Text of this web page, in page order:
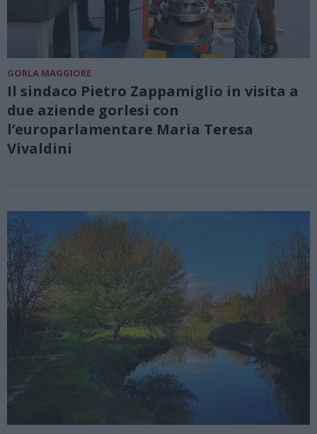
GORLA MAGGIORE
Il sindaco Pietro Zappamiglio in visita a
due aziende gorlesi con
l’europarlamentare Maria Teresa
Vivaldini